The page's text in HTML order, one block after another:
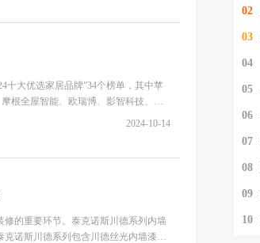
十大优选家居品牌”34个榜单，其中苹
根全屋智能、欧瑞博、影智科技、萤
2024-10-14
的重要环节。泰克诺斯川德系列内墙
诺斯川德系列包含川德丝光内墙漆
02
03
04
05
06
07
08
09
10